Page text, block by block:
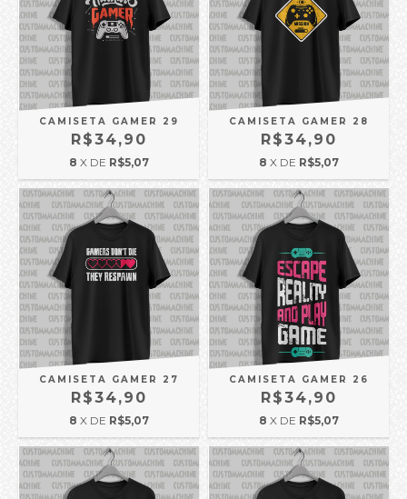
CAMISETA GAMER 29
R$34,90
8 X DE R$5,07
CAMISETA GAMER 28
R$34,90
8 X DE R$5,07
CAMISETA GAMER 27
R$34,90
8 X DE R$5,07
CAMISETA GAMER 26
R$34,90
8 X DE R$5,07